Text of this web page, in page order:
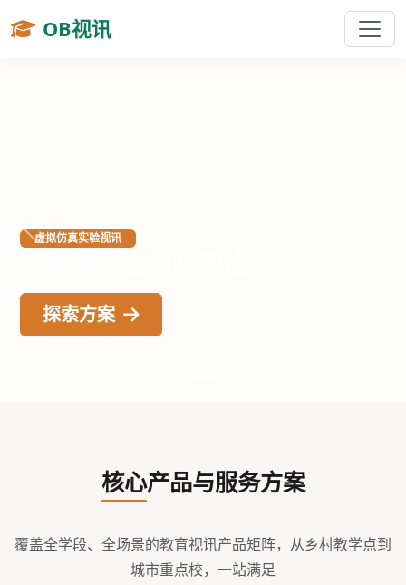
OB视讯
虚拟仿真实验视讯
探索方案
上一张
核心产品与服务方案
覆盖全学段、全场景的教育视讯产品矩阵，从乡村教学点到
城市重点校，一站满足